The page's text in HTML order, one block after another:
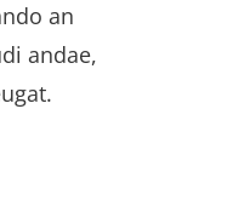
an
andae,